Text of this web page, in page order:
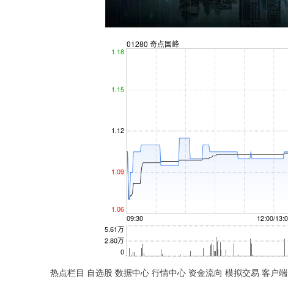
热点栏目 自选股 数据中心 行情中心 资金流向 模拟交易 客户端
14311.01 200.89 1.42%